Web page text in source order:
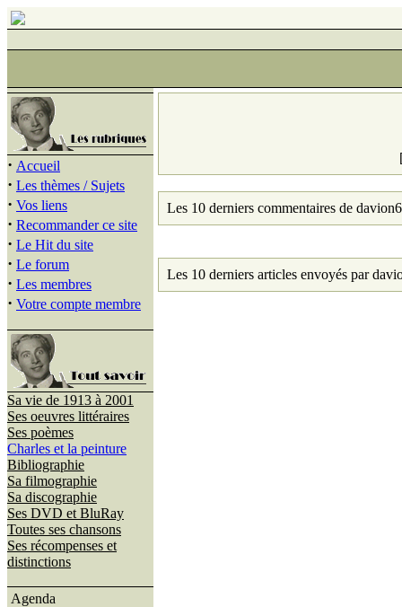
· Accueil
· Les thèmes / Sujets
· Vos liens
· Recommander ce site
· Le Hit du site
· Le forum
· Les membres
· Votre compte membre
Sa vie de 1913 à 2001
Ses oeuvres littéraires
Ses poèmes
Charles et la peinture
Bibliographie
Sa filmographie
Sa discographie
Ses DVD et BluRay
Toutes ses chansons
Ses récompenses et
distinctions
Agenda
Les 10 derniers commentaires de
Les 10 derniers articles envoyés par